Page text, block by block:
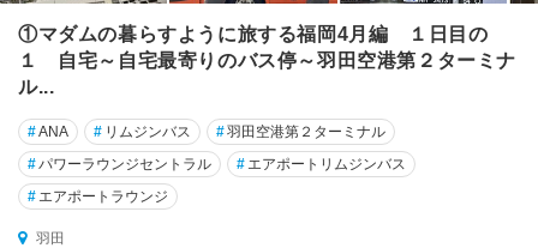
①マダムの暮らすように旅する福岡4月編 １日目の
１ 自宅～自宅最寄りのバス停～羽田空港第２ターミナ
ル...
#ANA # リムジンバス #羽田空港第２ターミナル
# パワーラウンジセントラル # エアポートリムジンバス
# エアポートラウンジ
羽田